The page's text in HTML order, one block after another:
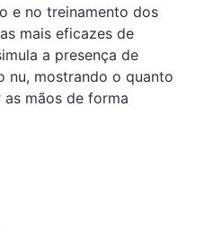
e no treinamento dos
mais eficazes de
a presença de
nu, mostrando o quanto
mãos de forma